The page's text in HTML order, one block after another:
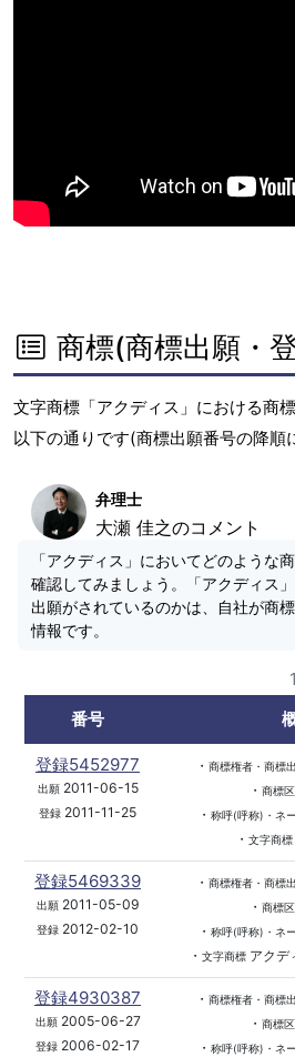
商標(商標出願・
文字商標「アクディス」における商
以下の通りです(商標出願番号の降順
弁理士
大瀬 佳之のコメント
「アクディス」においてどのような
確認してみましょう。「アクディス
出願がされているのかは、自社が商
情報です。
番号
登録5452977
出願2011-06-15
登録 2011-11-25
・ 商標権者・商標
・ 商標
・ 称呼(呼称)・ネ
・ 文字商標
登録5469339
出願2011-05-09
登録 2012-02-10
・ 商標権者・商標
・ 商標
・ 称呼(呼称)・ネ
・ 文字商標 アクデ
登録4930387
出願2005-06-27
登録 2006-02-17
・ 商標権者・商標
・ 商標
・ 称呼(呼称)・ネ